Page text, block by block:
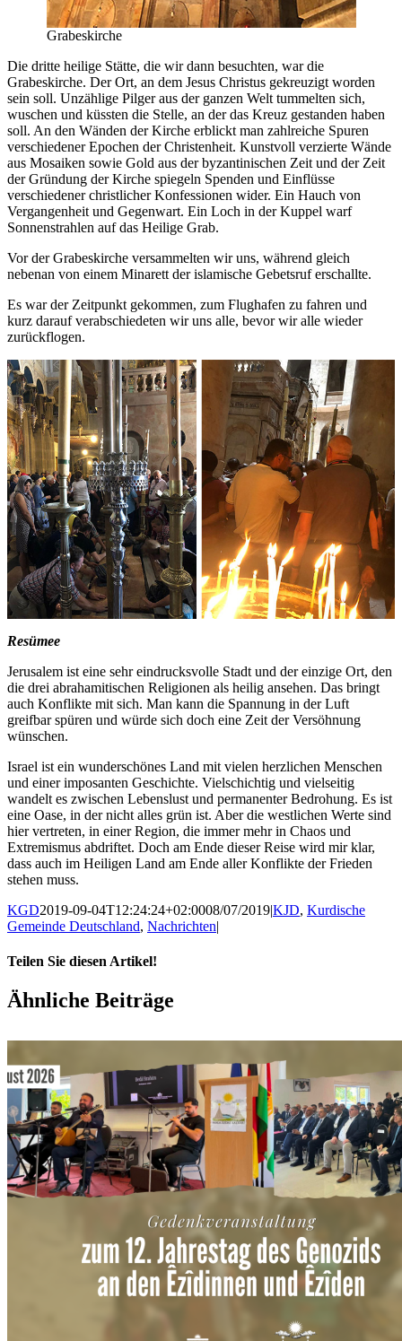
Grabeskirche
Die dritte heilige Stätte, die wir dann besuchten, war die
Grabeskirche. Der Ort, an dem Jesus Christus gekreuzigt worden
sein soll. Unzählige Pilger aus der ganzen Welt tummelten sich,
wuschen und küssten die Stelle, an der das Kreuz gestanden haben
soll. An den Wänden der Kirche erblickt man zahlreiche Spuren
verschiedener Epochen der Christenheit. Kunstvoll verzierte Wände
aus Mosaiken sowie Gold aus der byzantinischen Zeit und der Zeit
der Gründung der Kirche spiegeln Spenden und Einflüsse
verschiedener christlicher Konfessionen wider. Ein Hauch von
Vergangenheit und Gegenwart. Ein Loch in der Kuppel warf
Sonnenstrahlen auf das Heilige Grab.
Vor der Grabeskirche versammelten wir uns, während gleich
nebenan von einem Minarett der islamische Gebetsruf erschallte.
Es war der Zeitpunkt gekommen, zum Flughafen zu fahren und
kurz darauf verabschiedeten wir uns alle, bevor wir alle wieder
zurückflogen.
Resümee
Jerusalem ist eine sehr eindrucksvolle Stadt und der einzige Ort, den
die drei abrahamitischen Religionen als heilig ansehen. Das bringt
auch Konflikte mit sich. Man kann die Spannung in der Luft
greifbar spüren und würde sich doch eine Zeit der Versöhnung
wünschen.
Israel ist ein wunderschönes Land mit vielen herzlichen Menschen
und einer imposanten Geschichte. Vielschichtig und vielseitig
wandelt es zwischen Lebenslust und permanenter Bedrohung. Es ist
eine Oase, in der nicht alles grün ist. Aber die westlichen Werte sind
hier vertreten, in einer Region, die immer mehr in Chaos und
Extremismus abdriftet. Doch am Ende dieser Reise wird mir klar,
dass auch im Heiligen Land am Ende aller Konflikte der Frieden
stehen muss.
KGD2019-09-04T12:24:24+02:0008/07/2019|KJD, Kurdische
Gemeinde Deutschland, Nachrichten|
Teilen Sie diesen Artikel!
Facebook
X
WhatsApp
Pinterest
E-
Mail
Ähnliche Beiträge